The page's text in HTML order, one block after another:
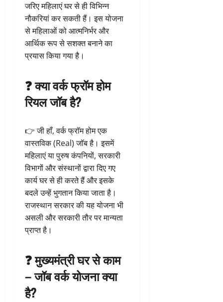
जरिए महिलाएं घर से ही विभिन्न
नौकरियां कर सकती हैं। इस योजना
से महिलाओं को आत्मनिर्भर और
आर्थिक रूप से सशक्त बनाने का
प्रयास किया गया है।
❓ क्या वर्क फ्रॉम होम
रियल जॉब है?
👉 जी हाँ, वर्क फ्रॉम होम एक
वास्तविक (Real) जॉब है। इसमें
महिलाएं या पुरुष कंपनियों, सरकारी
विभागों और संस्थानों द्वारा दिए गए
कार्य घर से ही करते हैं और इसके
बदले उन्हें भुगतान किया जाता है।
राजस्थान सरकार की यह योजना भी
असली और सरकारी तौर पर मान्यता
प्राप्त है।
❓ मुख्यमंत्री घर से काम
– जॉब वर्क योजना क्या
है?